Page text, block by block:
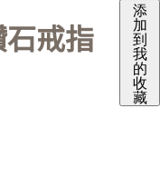
戒指
添
加
到
我
的
收
藏